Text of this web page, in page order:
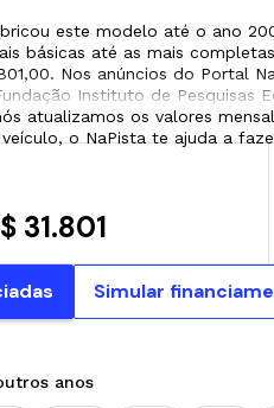
este modelo até o ano
básicas até as mais
Nos anúncios do Portal
Instituto de
atualizamos os valores
o NaPista te ajuda a
31.801
Simular
anos